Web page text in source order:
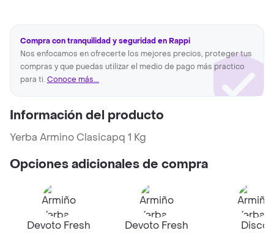
Compra con tranquilidad y seguridad en Rappi
Nos enfocamos en ofrecerte los mejores precios, proteger tus
compras y que puedas utilizar el medio de pago más practico
para ti. Conoce más...
Información del producto
Yerba Armino Clasicapq 1 Kg
Opciones adicionales de compra
Devoto Fresh
Devoto Fresh
Disco